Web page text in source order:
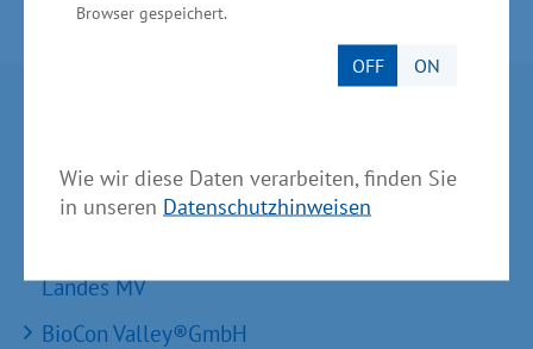
Browser gespeichert.
OFF ON
Wie wir diese Daten verarbeiten, finden Sie
in unseren Datenschutzhinweisen
Ministerium für Wirtschaft, Infrastruktur,
Tourismus und Arbeit Mecklenburg-Vorpommern
Landes MV
BioCon Valley®GmbH